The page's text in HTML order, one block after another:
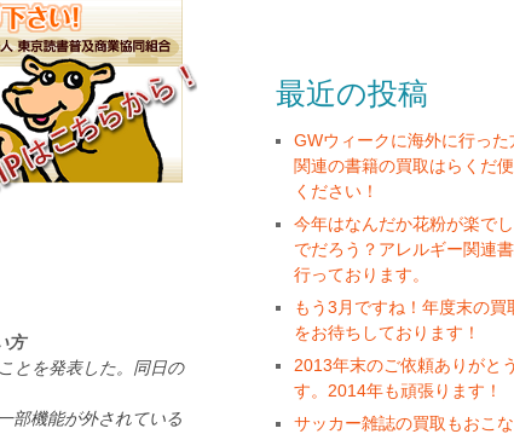
方
とを発表した。同日の
部機能が外されている
最近の投稿
GWウィークに海外に行った
関連の書籍の買取はらくだ
ください！
今年はなんだか花粉が楽で
でだろう？アレルギー関連
行っております。
もう3月ですね！年度末の買
をお待ちしております！
2013年末のご依頼ありがと
す。2014年も頑張ります！
サッカー雑誌の買取もおこ